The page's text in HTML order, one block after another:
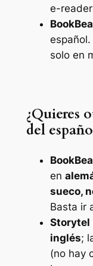
e-
solo en
¿Quieres
del
en
sueco,
Basta ir
Storytel
inglés;
(no hay